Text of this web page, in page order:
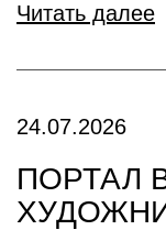
Читать далее
24.07.2026
ПОРТАЛ